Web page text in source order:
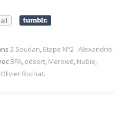
2 Soudan, Etape N°2 : Alexandrie
BFA, désert, Merowé, Nubie,
Olivier Rochat.